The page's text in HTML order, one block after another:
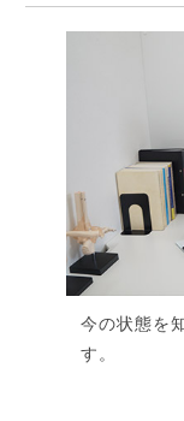
今の状態を
す。